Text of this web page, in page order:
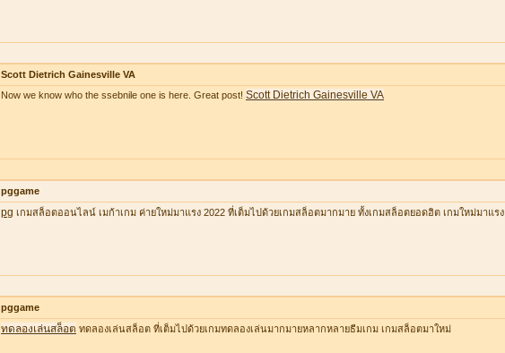
Scott Dietrich Gainesville VA
Now we know who the ssebnile one is here. Great post! Scott Dietrich Gainesville VA
pggame
pg เกมสล็อตออนไลน์ เมก้าเกม ค่ายใหม่มาแรง 2022 ที่เต็มไปด้วยเกมสล็อตมากมาย ทั้งเกมสล็อตยอดฮิต เกมใหม่มาแรง
pggame
ทดลองเล่นสล็อต ทดลองเล่นสล็อต ที่เต็มไปด้วยเกมทดลองเล่นมากมายหลากหลายธีมเกม เกมสล็อตมาใหม่